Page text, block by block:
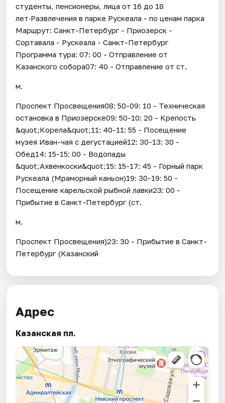
студенты, пенсионеры, лица от 16 до 18
лет·Развлечения в парке Рускеала - по ценам парка
Маршрут: Санкт-Петербург - Приозерск -
Сортавала - Рускеала - Санкт-Петербург
Программа тура: 07: 00 - Отправление от
Казанского собора07: 40 - Отправление от ст.
м.
Проспект Просвещения08: 50-09: 10 - Техническая
остановка в Приозерске09: 50-10: 20 - Крепость
&quot;Корела&quot;11: 40-11: 55 - Посещение
музея Иван-чая с дегустацией12: 30-13: 30 -
Обед14: 15-15: 00 - Водопады
&quot;Ахвенкоски&quot;15: 15-17: 45 - Горный парк
Рускеала (Мраморный каньон)19: 30-19: 50 -
Посещение карельской рыбной лавки23: 00 -
Прибытие в Санкт-Петербург (ст.
м.
Проспект Просвещения)23: 30 - Прибытие в Санкт-
Петербург (Казанский
Адрес
Казанская пл.